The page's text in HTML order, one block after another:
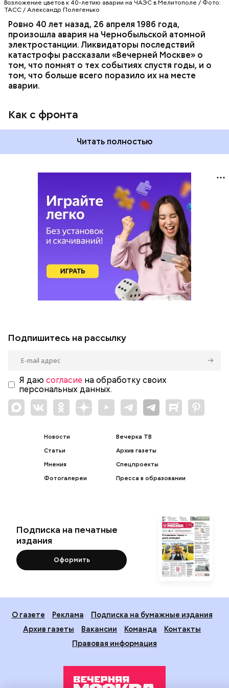
Возложение цветов к 40-летию аварии на ЧАЭС в Мелитополе / Фото:
ТАСС / Александр Полегенько
Ровно 40 лет назад, 26 апреля 1986 года,
произошла авария на Чернобыльской атомной
электростанции. Ликвидаторы последствий
катастрофы рассказали «Вечерней Москве» о
том, что помнят о тех событиях спустя годы, и о
том, что больше всего поразило их на месте
аварии.
Как с фронта
Читать полностью
Подпишитесь на рассылку
Я даю согласие на обработку своих
персональных данных.
Новости
Статьи
Мнения
Фотогалереи
Вечерка ТВ
Архив газеты
Спецпроекты
Пресса в образовании
Подписка на печатные
издания
Оформить
О газете Реклама
Подписка на бумажные издания
Архив газеты
Вакансии Команда
Контакты
Правовая информация